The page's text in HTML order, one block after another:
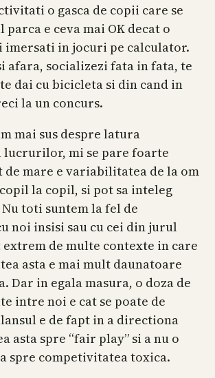
o gasca de copii care se
parca e ceva mai OK decat o
imersati in jocuri pe calculator.
afara, socializezi fata in fata, te
dai cu bicicleta si din cand in
la un concurs.
mai sus despre latura
lucrurilor, mi se pare foarte
de mare e variabilitatea de la om
la copil, si pot sa inteleg
toti suntem la fel de
noi insisi sau cu cei din jurul
de multe contexte in care
asta e mai mult daunatoare
Dar in egala masura, o doza de
intre noi e cat se poate de
e de fapt in a directiona
asta spre “fair play” si a nu o
spre competivitatea toxica.